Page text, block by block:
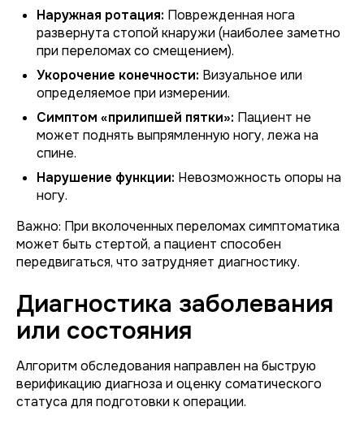
Наружная ротация: Поврежденная нога
развернута стопой кнаружи (наиболее заметно
при переломах со смещением).
Укорочение конечности: Визуальное или
определяемое при измерении.
Симптом «прилипшей пятки»: Пациент не
может поднять выпрямленную ногу, лежа на
спине.
Нарушение функции: Невозможность опоры на
ногу.
Важно: При вколоченных переломах симптоматика
может быть стертой, а пациент способен
передвигаться, что затрудняет диагностику.
Диагностика заболевания
или состояния
Алгоритм обследования направлен на быструю
верификацию диагноза и оценку соматического
статуса для подготовки к операции.